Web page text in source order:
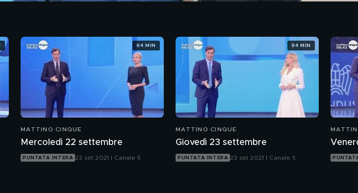
MATTINO CINQUE
Mercoledì 22 settembre
PUNTATA INTERA 22 set 2021 | Canale 5
94 MIN
MATTINO CINQUE
Giovedì 23 settembre
PUNTATA INTERA 23 set 2021 | Canale 5
94 MIN